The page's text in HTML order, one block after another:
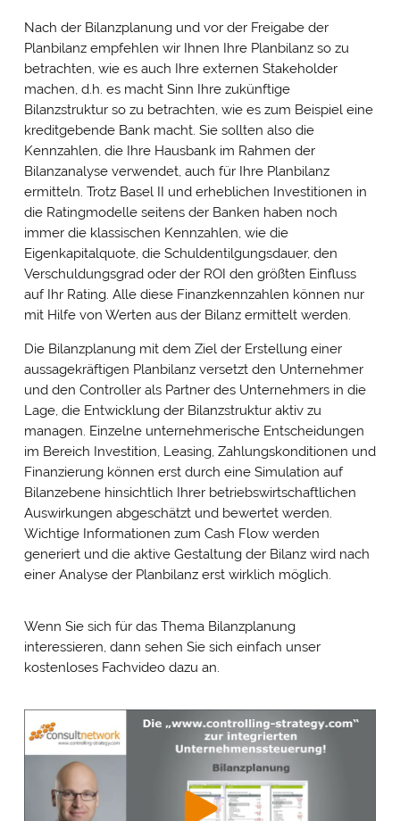
Nach der Bilanzplanung und vor der Freigabe der
Planbilanz empfehlen wir Ihnen Ihre Planbilanz so zu
betrachten, wie es auch Ihre externen Stakeholder
machen, d.h. es macht Sinn Ihre zukünftige
Bilanzstruktur so zu betrachten, wie es zum Beispiel eine
kreditgebende Bank macht. Sie sollten also die
Kennzahlen, die Ihre Hausbank im Rahmen der
Bilanzanalyse verwendet, auch für Ihre Planbilanz
ermitteln. Trotz Basel II und erheblichen Investitionen in
die Ratingmodelle seitens der Banken haben noch
immer die klassischen Kennzahlen, wie die
Eigenkapitalquote, die Schuldentilgungsdauer, den
Verschuldungsgrad oder der ROI den größten Einfluss
auf Ihr Rating. Alle diese Finanzkennzahlen können nur
mit Hilfe von Werten aus der Bilanz ermittelt werden.
Die Bilanzplanung mit dem Ziel der Erstellung einer
aussagekräftigen Planbilanz versetzt den Unternehmer
und den Controller als Partner des Unternehmers in die
Lage, die Entwicklung der Bilanzstruktur aktiv zu
managen. Einzelne unternehmerische Entscheidungen
im Bereich Investition, Leasing, Zahlungskonditionen und
Finanzierung können erst durch eine Simulation auf
Bilanzebene hinsichtlich Ihrer betriebswirtschaftlichen
Auswirkungen abgeschätzt und bewertet werden.
Wichtige Informationen zum Cash Flow werden
generiert und die aktive Gestaltung der Bilanz wird nach
einer Analyse der Planbilanz erst wirklich möglich.
Wenn Sie sich für das Thema Bilanzplanung
interessieren, dann sehen Sie sich einfach unser
kostenloses Fachvideo dazu an.